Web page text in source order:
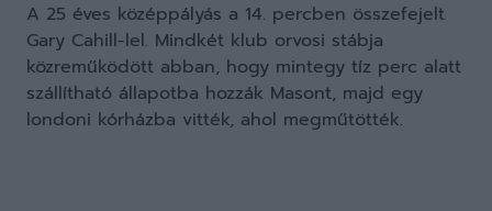
A 25 éves középpályás a 14. percben összefejelt
Gary Cahill-lel. Mindkét klub orvosi stábja
közreműködött abban, hogy mintegy tíz perc alatt
szállítható állapotba hozzák Masont, majd egy
londoni kórházba vitték, ahol megműtötték.